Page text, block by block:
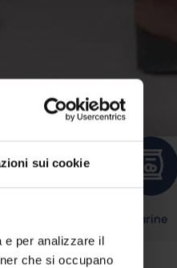
sui cookie
e per analizzare il
che si occupano
Farine